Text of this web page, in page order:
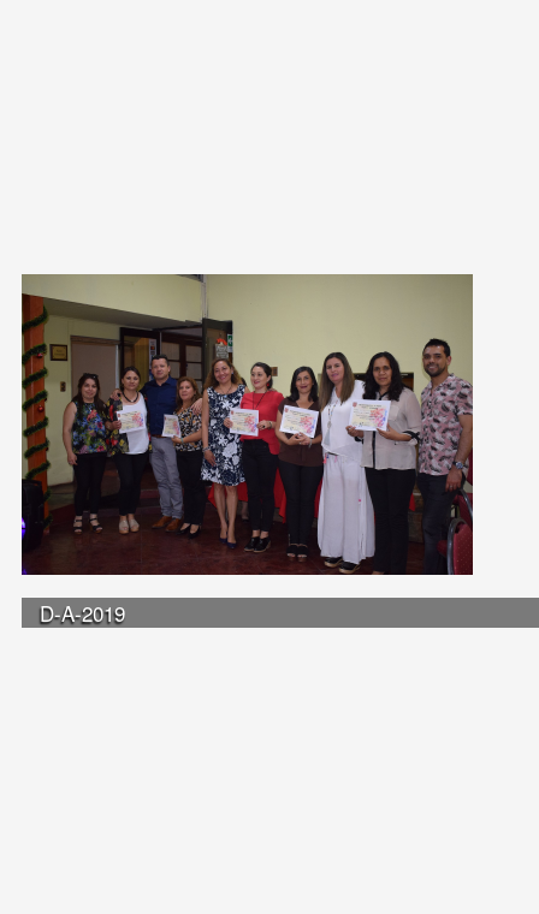
D-A-2019